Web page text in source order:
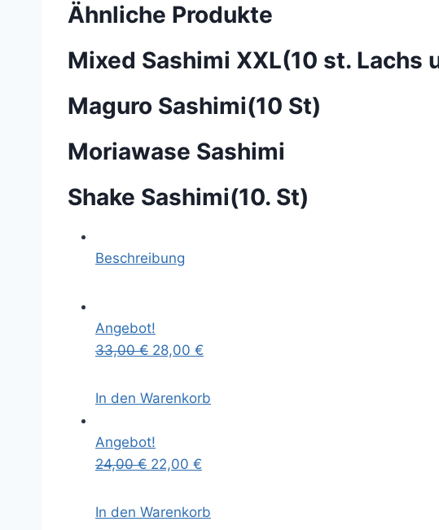
Ähnliche Produkte
Mixed Sashimi XXL(10 st. Lachs
Maguro Sashimi(10 St)
Moriawase Sashimi
Shake Sashimi(10. St)
Beschreibung
Angebot!
33,00€ 28,00 €
In den Warenkorb
Angebot!
24,00€ 22,00 €
In den Warenkorb